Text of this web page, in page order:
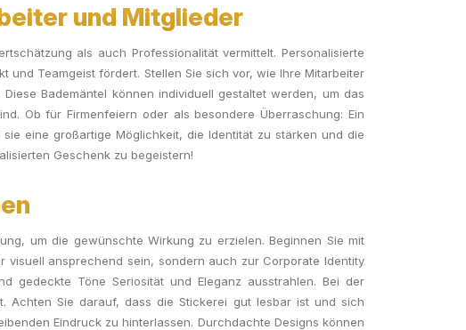
und Mitglieder
als auch Professionalität vermittelt. Personalisierte
und Teamgeist fördert. Stellen Sie sich vor, wie Ihre Mitarbeiter
Bademäntel können individuell gestaltet werden, um das
Ob für Firmenfeiern oder als besondere Überraschung: Ein
eine großartige Möglichkeit, die Identität zu stärken und die
Geschenk zu begeistern!
um die gewünschte Wirkung zu erzielen. Beginnen Sie mit
visuell ansprechend sein, sondern auch zur Corporate Identity
gedeckte Töne Seriosität und Eleganz ausstrahlen. Bei der
Achten Sie darauf, dass die Stickerei gut lesbar ist und sich
Eindruck zu hinterlassen. Durchdachte Designs können